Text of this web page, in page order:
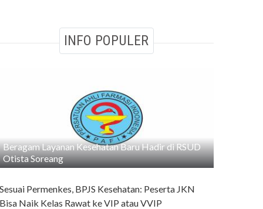
INFO POPULER
Beragam Layanan Kesehatan Baru Hadir di RSUD
Otista Soreang
Permenkes, BPJS Kesehatan: Peserta JKN
Naik Kelas Rawat ke VIP atau VVIP